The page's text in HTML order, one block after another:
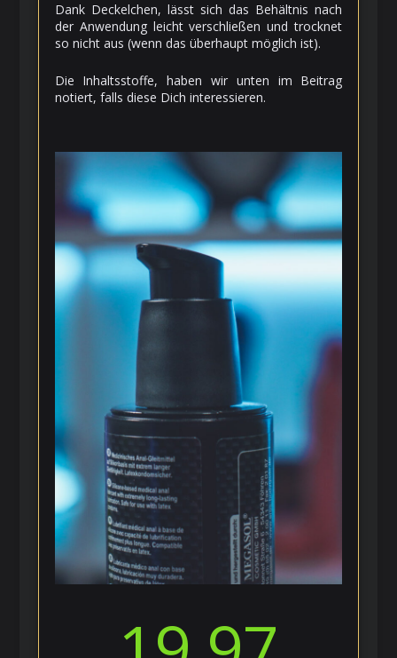
Dank Deckelchen, lässt sich das Behältnis nach
der Anwendung leicht verschließen und trocknet
so nicht aus (wenn das überhaupt möglich ist).
Die Inhaltsstoffe, haben wir unten im Beitrag
notiert, falls diese Dich interessieren.